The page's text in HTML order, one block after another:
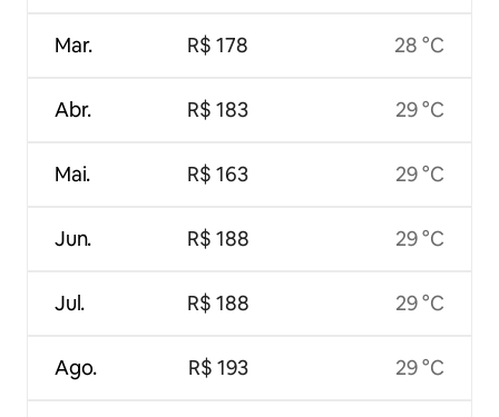
Mar.
Abr.
Mai.
Jun.
Jul.
Ago.
R$ 178
R$ 183
R$ 163
R$ 188
R$ 188
R$ 193
28 °C
29 °C
29 °C
29 °C
29 °C
29 °C